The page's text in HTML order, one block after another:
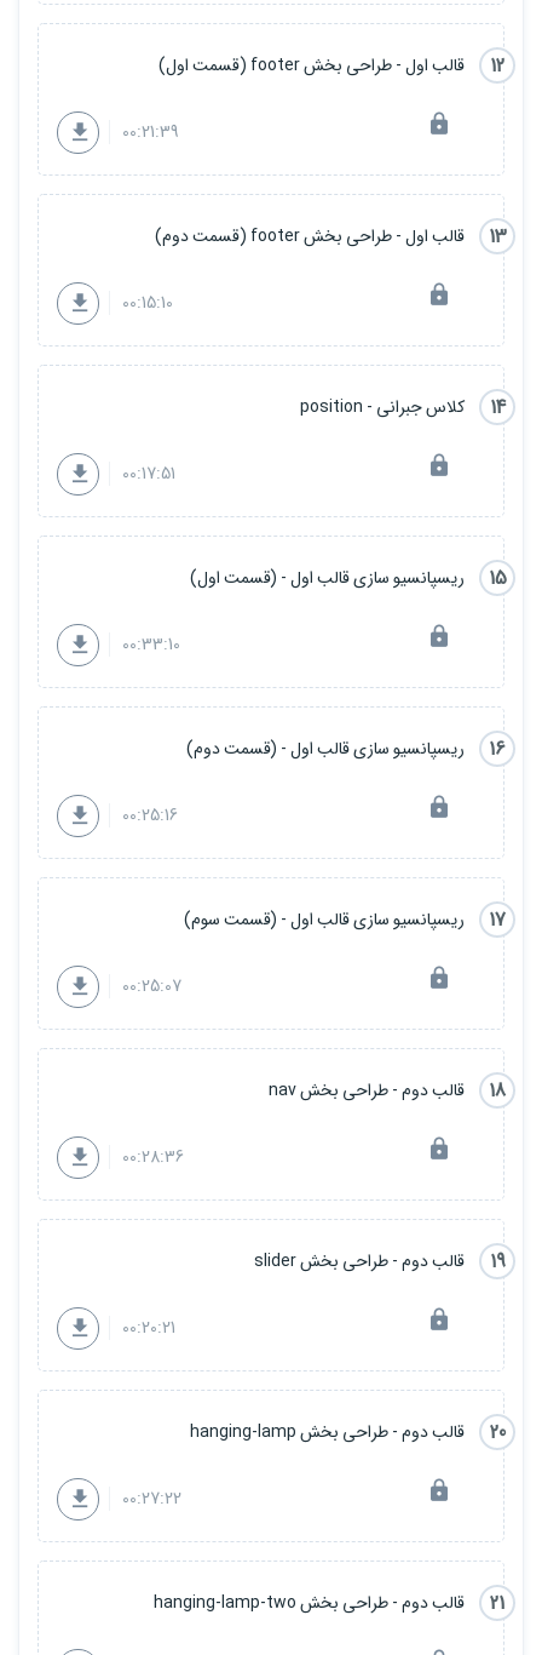
12 قالب اول - طراحی بخش footer (قسمت اول)
00:21:39
13 قالب اول - طراحی بخش footer (قسمت دوم)
00:15:10
14 کلاس جبرانی - position
00:17:51
15 ریسپانسیو سازی قالب اول - (قسمت اول)
00:33:10
16 ریسپانسیو سازی قالب اول - (قسمت دوم)
00:25:16
17 ریسپانسیو سازی قالب اول - (قسمت سوم)
00:25:07
18 قالب دوم - طراحی بخش nav
00:28:36
19 قالب دوم - طراحی بخش slider
00:20:21
20 قالب دوم - طراحی بخش hanging-lamp
00:27:22
21 قالب دوم - طراحی بخش hanging-lamp-two